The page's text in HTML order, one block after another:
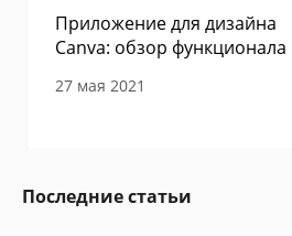
Приложение для дизайна
Canva: обзор функционала
27 мая 2021
Последние статьи